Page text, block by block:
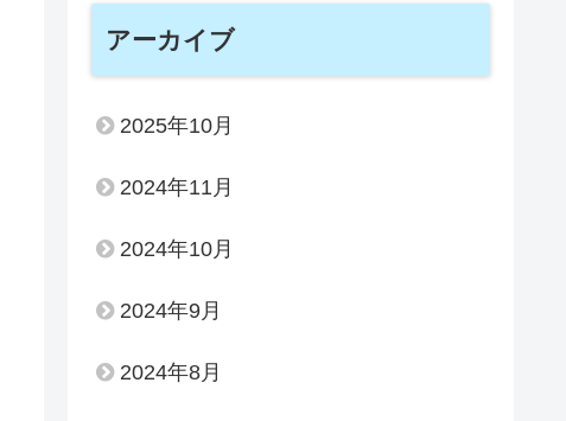
アーカイブ
2025年10月
2024年11月
2024年10月
2024年9月
2024年8月